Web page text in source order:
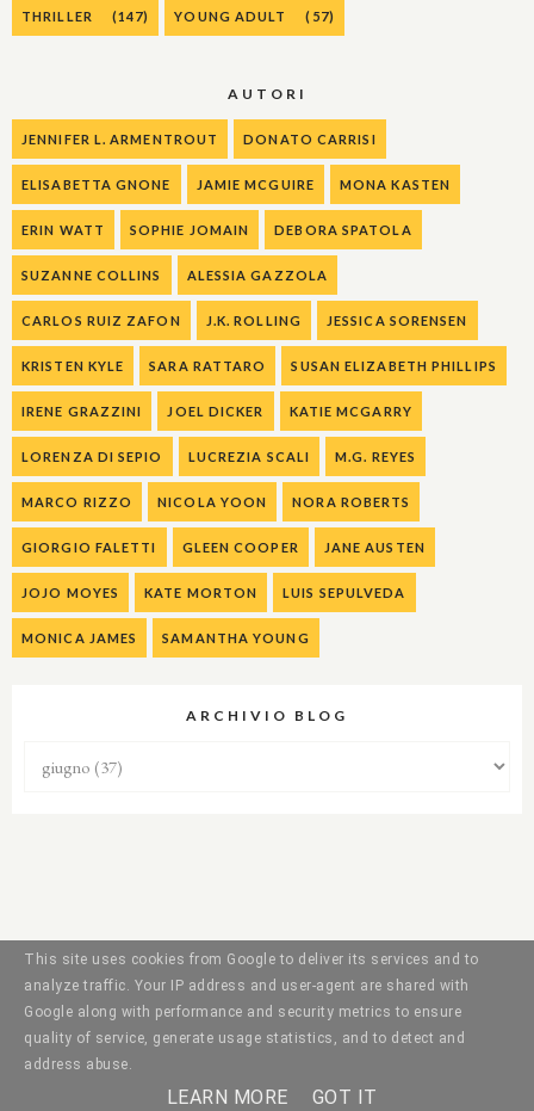
THRILLER (147) YOUNG ADULT (57)
AUTORI
JENNIFER L. ARMENTROUT DONATO CARRISI
ELISABETTA GNONE JAMIE MCGUIRE MONA KASTEN
ERIN WATT SOPHIE JOMAIN DEBORA SPATOLA
SUZANNE COLLINS ALESSIA GAZZOLA
CARLOS RUIZ ZAFON J.K. ROLLING JESSICA SORENSEN
KRISTEN KYLE SARA RATTARO SUSAN ELIZABETH PHILLIPS
IRENE GRAZZINI JOEL DICKER KATIE MCGARRY
LORENZA DI SEPIO LUCREZIA SCALI M.G. REYES
MARCO RIZZO NICOLA YOON NORA ROBERTS
GIORGIO FALETTI GLEEN COOPER JANE AUSTEN
JOJO MOYES KATE MORTON LUIS SEPULVEDA
MONICA JAMES SAMANTHA YOUNG
ARCHIVIO BLOG
This site uses cookies from Google to deliver its services and to
analyze traffic. Your IP address and user-agent are shared with
Google along with performance and security metrics to ensure
quality of service, generate usage statistics, and to detect and
address abuse.
LEARN MORE GOT IT